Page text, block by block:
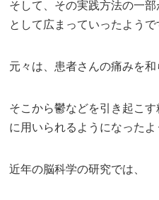
そして、その実践方法の一部
として広まっていったようで
元々は、患者さんの痛みを和
そこから鬱などを引き起こ
に用いられるようになったよ
近年の脳科学の研究では、